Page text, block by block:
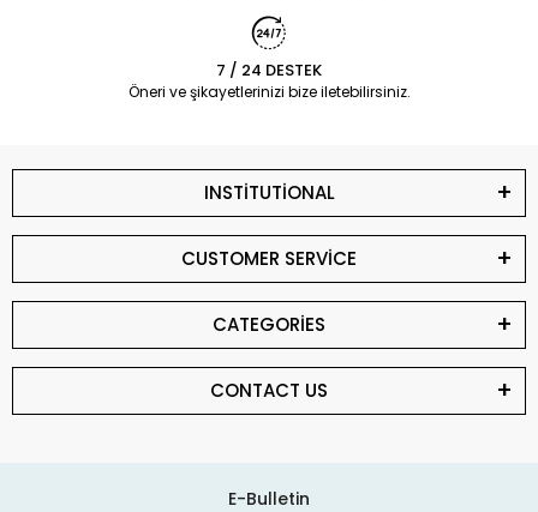
7 / 24 DESTEK
Öneri ve şikayetlerinizi bize iletebilirsiniz.
INSTİTUTİONAL
CUSTOMER SERVİCE
CATEGORİES
CONTACT US
E-Bulletin